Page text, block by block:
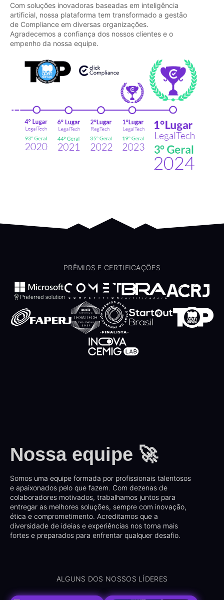
Com soluções inovadoras baseadas em inteligência
artificial, nossa plataforma tem transformado a gestão
de Compliance em diversas organizações.
Agradecemos a confiança dos nossos clientes e o
empenho da nossa equipe.
PRÊMIOS E CERTIFICAÇÕES
Nossa equipe 🚀
Somos uma equipe formada por profissionais talentosos
e apaixonados pelo que fazem. Com dezenas de
colaboradores motivados, trabalhamos juntos para
entregar as melhores soluções, sempre com inovação,
ética e comprometimento. Acreditamos que a
diversidade de ideias e experiências nos torna mais
fortes e preparados para enfrentar qualquer desafio.
ALGUNS DOS NOSSOS LÍDERES